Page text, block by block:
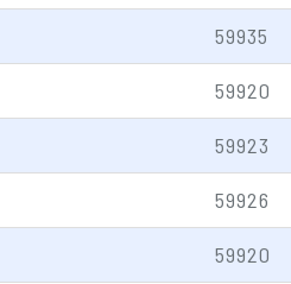
59935
59920
59923
59926
59920